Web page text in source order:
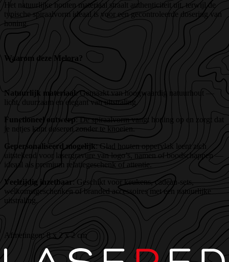
Het natuurlijke houten materiaal straalt authenticiteit uit, terwijl de
typische spiraalvorm ideaal is voor een gecontroleerde dosering van
honing.
Waarom deze Melora?
Natuurlijk materiaal: Gemaakt van hoogwaardig natuurhout —
licht, duurzaam en elegant van uitstraling.
Functioneel ontwerp: De spiraalvorm vangt honing op en zorgt dat
je netjes kunt doseren zonder te knoeien.
Gepersonaliseerd mogelijk: Glad houten oppervlak leent zich
uitstekend voor lasergravure van logo’s, namen of boodschappen —
ideaal als premium relatiegeschenk of attentie.
Veelzijdig inzetbaar : Geschikt voor keukens, cadeau-sets,
welkomstgeschenken of branded accessoires met een natuurlijke
uitstraling.
Afmetingen: 8 x 2 x 2 cm